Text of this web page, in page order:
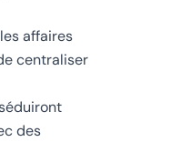
affaires
centraliser
des